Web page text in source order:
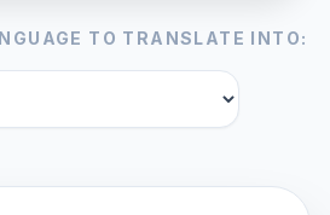
TO TRANSLATE INTO: